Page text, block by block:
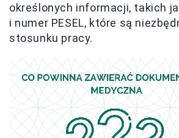
określonych informacji, takich
i numer PESEL, które są
stosunku pracy.